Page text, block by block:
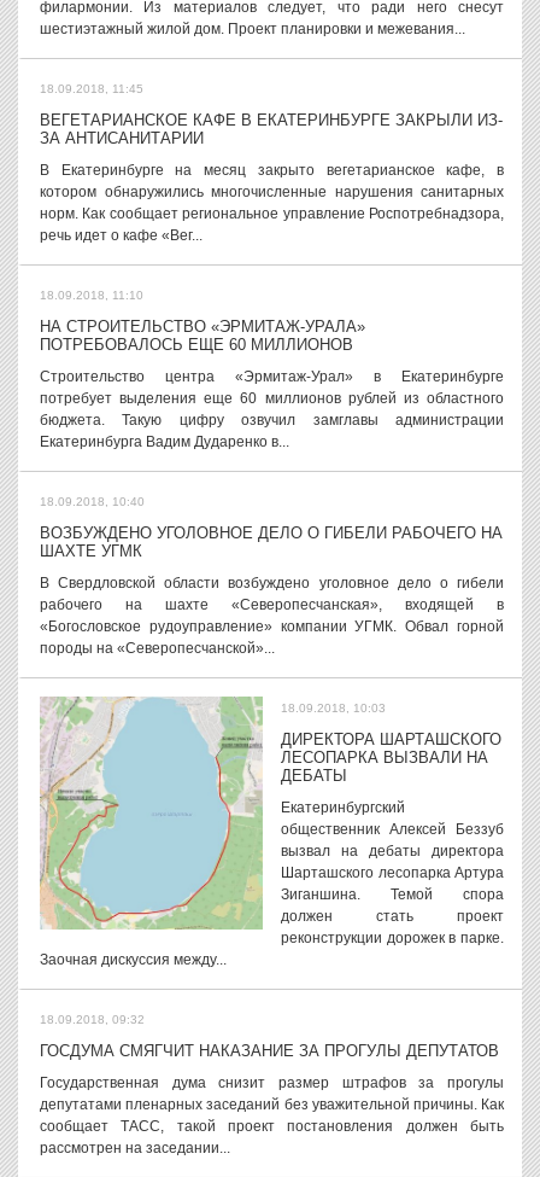
филармонии. Из материалов следует, что ради него снесут
шестиэтажный жилой дом. Проект планировки и межевания...
18.09.2018, 11:45
ВЕГЕТАРИАНСКОЕ КАФЕ В ЕКАТЕРИНБУРГЕ ЗАКРЫЛИ ИЗ-
ЗА АНТИСАНИТАРИИ
В Екатеринбурге на месяц закрыто вегетарианское кафе, в
котором обнаружились многочисленные нарушения санитарных
норм. Как сообщает региональное управление Роспотребнадзора,
речь идет о кафе «Вег...
18.09.2018, 11:10
НА СТРОИТЕЛЬСТВО «ЭРМИТАЖ-УРАЛА»
ПОТРЕБОВАЛОСЬ ЕЩЕ 60 МИЛЛИОНОВ
Строительство центра «Эрмитаж-Урал» в Екатеринбурге
потребует выделения еще 60 миллионов рублей из областного
бюджета. Такую цифру озвучил замглавы администрации
Екатеринбурга Вадим Дударенко в...
18.09.2018, 10:40
ВОЗБУЖДЕНО УГОЛОВНОЕ ДЕЛО О ГИБЕЛИ РАБОЧЕГО НА
ШАХТЕ УГМК
В Свердловской области возбуждено уголовное дело о гибели
рабочего на шахте «Северопесчанская», входящей в
«Богословское рудоуправление» компании УГМК. Обвал горной
породы на «Северопесчанской»...
18.09.2018, 10:03
ДИРЕКТОРА ШАРТАШСКОГО
ЛЕСОПАРКА ВЫЗВАЛИ НА
ДЕБАТЫ
Екатеринбургский
общественник Алексей Беззуб
вызвал на дебаты директора
Шарташского лесопарка Артура
Зиганшина. Темой спора
должен стать проект
реконструкции дорожек в парке.
Заочная дискуссия между...
18.09.2018, 09:32
ГОСДУМА СМЯГЧИТ НАКАЗАНИЕ ЗА ПРОГУЛЫ ДЕПУТАТОВ
Государственная дума снизит размер штрафов за прогулы
депутатами пленарных заседаний без уважительной причины. Как
сообщает ТАСС, такой проект постановления должен быть
рассмотрен на заседании...